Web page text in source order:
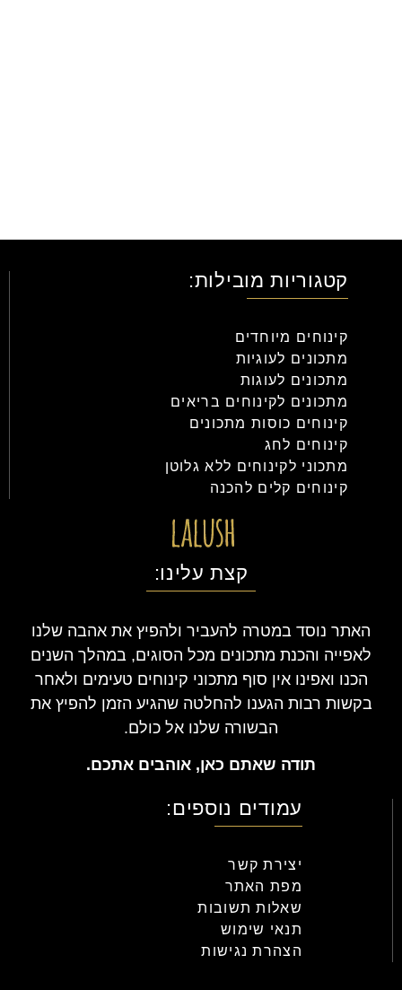
קטגוריות מובילות:
קינוחים מיוחדים
מתכונים לעוגיות
מתכונים לעוגות
מתכונים לקינוחים בריאים
קינוחים כוסות מתכונים
קינוחים לחג
מתכוני לקינוחים ללא גלוטן
קינוחים קלים להכנה
קצת עלינו:
האתר נוסד במטרה להעביר ולהפיץ את אהבה שלנו
לאפייה והכנת מתכונים מכל הסוגים, במהלך השנים
הכנו ואפינו אין סוף מתכוני קינוחים טעימים ולאחר
בקשות רבות הגענו להחלטה שהגיע הזמן להפיץ את
הבשורה שלנו אל כולם.
תודה שאתם כאן, אוהבים אתכם.
עמודים נוספים:
יצירת קשר
מפת האתר
שאלות תשובות
תנאי שימוש
הצהרת נגישות